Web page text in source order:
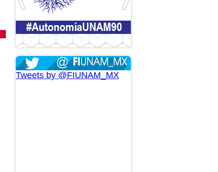
Tweets by @FIUNAM_MX